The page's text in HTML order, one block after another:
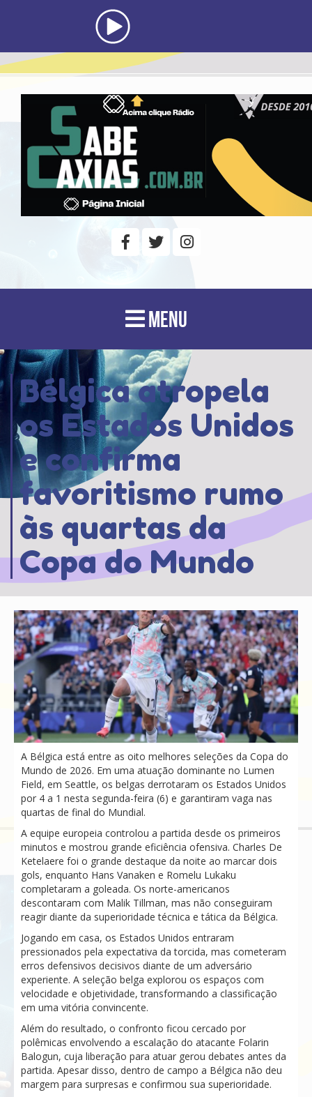
MENU
Bélgica atropela
os Estados Unidos
e confirma
favoritismo rumo
às quartas da
Copa do Mundo
A Bélgica está entre as oito melhores seleções da Copa do
Mundo de 2026. Em uma atuação dominante no Lumen
Field, em Seattle, os belgas derrotaram os Estados Unidos
por 4 a 1 nesta segunda-feira (6) e garantiram vaga nas
quartas de final do Mundial.
A equipe europeia controlou a partida desde os primeiros
minutos e mostrou grande eficiência ofensiva. Charles De
Ketelaere foi o grande destaque da noite ao marcar dois
gols, enquanto Hans Vanaken e Romelu Lukaku
completaram a goleada. Os norte-americanos
descontaram com Malik Tillman, mas não conseguiram
reagir diante da superioridade técnica e tática da Bélgica.
Jogando em casa, os Estados Unidos entraram
pressionados pela expectativa da torcida, mas cometeram
erros defensivos decisivos diante de um adversário
experiente. A seleção belga explorou os espaços com
velocidade e objetividade, transformando a classificação
em uma vitória convincente.
Além do resultado, o confronto ficou cercado por
polêmicas envolvendo a escalação do atacante Folarin
Balogun, cuja liberação para atuar gerou debates antes da
partida. Apesar disso, dentro de campo a Bélgica não deu
margem para surpresas e confirmou sua superioridade.